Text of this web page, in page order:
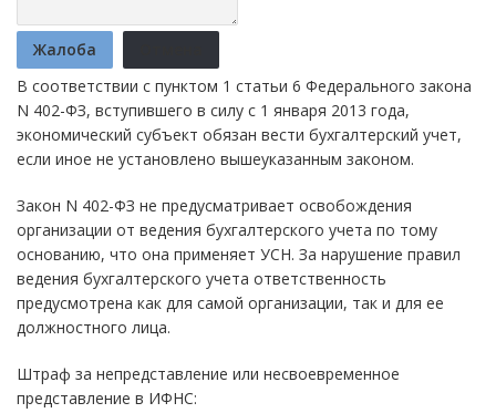
Жалоба
В соответствии с пунктом 1 статьи 6 Федерального закона
N 402-ФЗ, вступившего в силу с 1 января 2013 года,
экономический субъект обязан вести бухгалтерский учет,
если иное не установлено вышеуказанным законом.
Закон N 402-ФЗ не предусматривает освобождения
организации от ведения бухгалтерского учета по тому
основанию, что она применяет УСН. За нарушение правил
ведения бухгалтерского учета ответственность
предусмотрена как для самой организации, так и для ее
должностного лица.
Штраф за непредставление или несвоевременное
представление в ИФНС: